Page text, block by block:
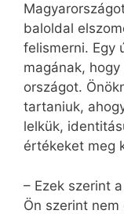
baloldal
felismerni. Egy
magának,
országot.
tartaniuk,
lelkük,
értékeket meg
– Ezek szerint
Ön szerint